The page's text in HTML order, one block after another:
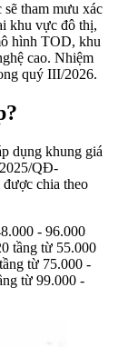
tham mưu xác
khu vực đô thị,
hình TOD, khu
cao. Nhiệm
quý III/2026.
dụng khung giá
QĐ-
chia theo
- 96.000
tầng từ 55.000
từ 75.000 -
từ 99.000 -